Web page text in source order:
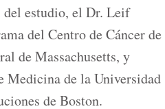
estudio, el Dr. Leif
del Centro de Cáncer de
de Massachusetts, y
Medicina de la Universidad
de Boston.